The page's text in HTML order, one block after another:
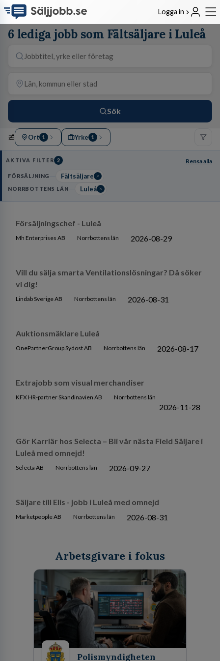
Logga in
6 lediga jobb som Fältsäljare i Luleå
Sök
Ort 1 Yrke 1
AKTIVA FILTER 2 Rensa alla
FÖRSÄLJNING Fältsäljare
NORRBOTTENS LÄN Luleå
Försäljningschef - Luleå
Mh Enterprises AB Norrbottens län 2026-08-29
Vill du sälja smarta Ventilationslösningar? Då söker
vi dig!
Lindab Sverige AB Norrbottens län 2026-08-31
Auktionsmäklare Luleå
OnePartnerGroup Sydost AB Norrbottens län 2026-08-17
Extrajobb som visual merchandiser
KFX HR-partner Skandinavien AB Norrbottens län
2026-11-28
Gör Karriär hos Selecta – Bli vår nästa Field Säljare i
Luleå med omnejd!
Selecta AB Norrbottens län 2026-09-27
Säljare till Elis - jobb i Luleå med omnejd
Marketpeople AB Norrbottens län 2026-08-31
Arbetsgivare i fokus
Polismyndigheten